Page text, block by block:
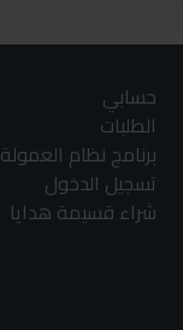
حسابي
الطلبات
برنامج نظام العمولة
تسجيل الدخول
شراء قسيمة هدايا